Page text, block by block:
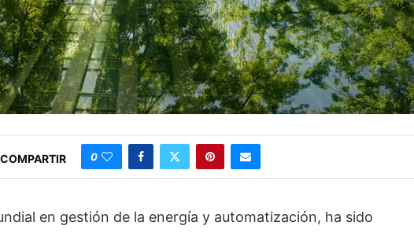
COMPARTIR 0
en gestión de la energía y automatización, ha sido